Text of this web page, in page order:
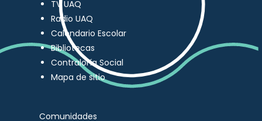
TV UAQ
Radio UAQ
Calendario Escolar
Bibliotecas
Contraloría Social
Mapa de sitio
Comunidades